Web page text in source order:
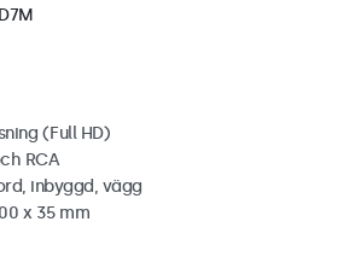
(Full HD)
RCA
inbyggd, vägg
x 35 mm